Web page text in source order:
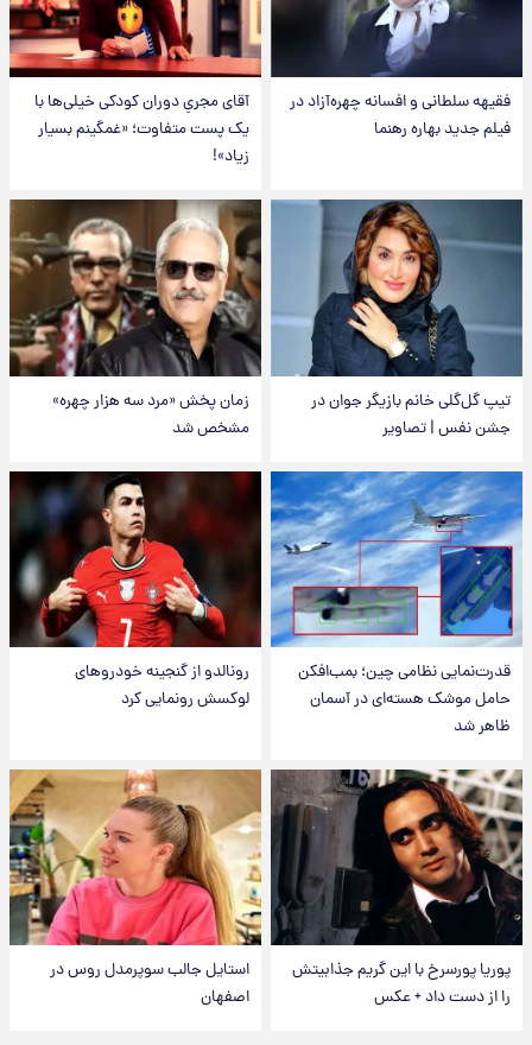
فقیهه سلطانی و افسانه چهره‌آزاد در
فیلم جدید بهاره رهنما
آقای مجریِ دوران کودکی خیلی‌ها با
یک پست متفاوت؛ «غمگینم بسیار
زیاد»!
تیپ گل‌گلی خانم بازیگر جوان در
جشن نفس | تصاویر
زمان پخش «مرد سه هزار چهره»
مشخص شد
قدرت‌نمایی نظامی چین؛ بمب‌افکن
حامل موشک هسته‌ای در آسمان
ظاهر شد
رونالدو از گنجینه خودروهای
لوکسش رونمایی کرد
پوریا پورسرخ با این گریم جذابیتش
را از دست داد + عکس
استایل جالب سوپرمدل روس در
اصفهان